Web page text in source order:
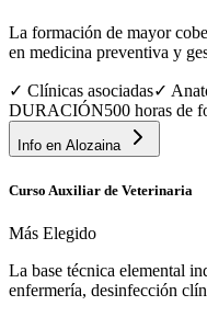
La formación de mayor
en medicina preventiva y
✓ Clínicas asociadas✓
DURACIÓN500 horas de
Info en Alozaina
Curso Auxiliar de Veterinaria
Más Elegido
La base técnica elemental
enfermería, desinfección